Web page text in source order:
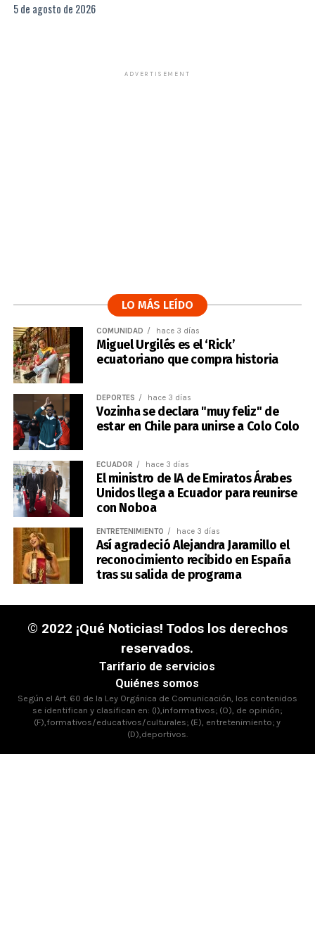
5 de agosto de 2026
ADVERTISEMENT
LO MÁS LEÍDO
COMUNIDAD hace 3 días
Miguel Urgilés es el ‘Rick’
ecuatoriano que compra historia
DEPORTES hace 3 días
Vozinha se declara "muy feliz" de
estar en Chile para unirse a Colo Colo
ECUADOR hace 3 días
El ministro de IA de Emiratos Árabes
Unidos llega a Ecuador para reunirse
con Noboa
ENTRETENIMIENTO hace 3 días
Así agradeció Alejandra Jaramillo el
reconocimiento recibido en España
tras su salida de programa
© 2022 ¡Qué Noticias! Todos los derechos
reservados.
Tarifario de servicios
Quiénes somos
Según el Art. 60 de la Ley Orgánica de Comunicación, los contenidos
se identifican y clasifican en: (I),informativos; (O), de opinión;
(F),formativos/educativos/culturales; (E), entretenimiento; y
(D),deportivos.